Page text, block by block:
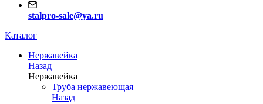
stalpro-sale@ya.ru
Каталог
Нержавейка
Назад
Нержавейка
Труба нержавеющая
Назад